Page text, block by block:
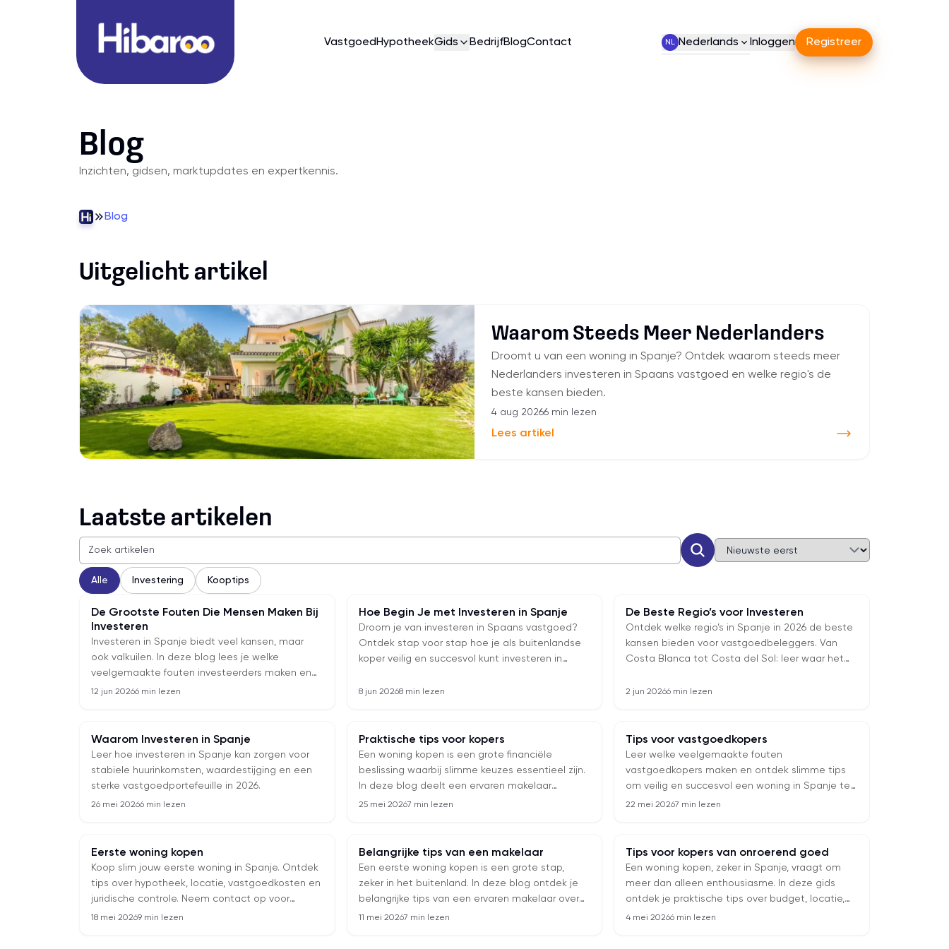
Vastgoed HypotheekGids BedrijfBlogContact NL Nederlands Inloggen Registreer
Blog
Inzichten, gidsen, marktupdates en expertkennis.
Blog
Uitgelicht artikel
Waarom Steeds Meer Nederlanders
Droomt u van een woning in Spanje? Ontdek waarom steeds meer
Nederlanders investeren in Spaans vastgoed en welke regio's de
beste kansen bieden.
4 aug 20266 min lezen
Lees artikel
Laatste artikelen
https://hibaroo.com/blog
Zoek artikelen
Sorteren
Alle Investering Kooptips
De Grootste Fouten Die Mensen Maken Bij
Investeren
Investeren in Spanje biedt veel kansen, maar
ook valkuilen. In deze blog lees je welke
veelgemaakte fouten investeerders maken en
hoe je slimme keuzes maakt voor een veilige en
12 jun 20266 min lezen
Hoe Begin Je met Investeren in Spanje
Droom je van investeren in Spaans vastgoed?
Ontdek stap voor stap hoe je als buitenlandse
koper veilig en succesvol kunt investeren in
tot het kiezen van de juiste regio en het
en maximaal rendement uit je Spaanse
vastgoed te halen.
8 jun 20268 min lezen
De Beste Regio’s voor Investeren
Ontdek welke regio’s in Spanje in 2026 de beste
kansen bieden voor vastgoedbeleggers. Van
Costa Blanca tot Costa del Sol: leer waar het
2 jun 20266 min lezen
Waarom Investeren in Spanje
Leer hoe investeren in Spanje kan zorgen voor
stabiele huurinkomsten, waardestijging en een
sterke vastgoedportefeuille in 2026.
26 mei 20266 min lezen
Praktische tips voor kopers
Een woning kopen is een grote financiële
beslissing waarbij slimme keuzes essentieel zijn.
In deze blog deelt een ervaren makelaar
praktische tips voor kopers van onroerend goed,
hoe je veelgemaakte fouten voorkomt, veilig
investeert en meer waarde haalt uit vastgoed
kopen in Spanje of internationaal vastgoed.
25 mei 20267 min lezen
Tips voor vastgoedkopers
Leer welke veelgemaakte fouten
vastgoedkopers maken en ontdek slimme tips
om veilig en succesvol een woning in Spanje te
kopen. Van budget en locatie tot
22 mei 20267 min lezen
Eerste woning kopen
Koop slim jouw eerste woning in Spanje. Ontdek
tips over hypotheek, locatie, vastgoedkosten en
juridische controle. Neem contact op voor
deskundige begeleiding.
18 mei 20269 min lezen
Belangrijke tips van een makelaar
Een eerste woning kopen is een grote stap,
zeker in het buitenland. In deze blog ontdek je
belangrijke tips van een ervaren makelaar over
budget, locatie, onderhandelen, juridische
11 mei 20267 min lezen
Tips voor kopers van onroerend goed
Een woning kopen, zeker in Spanje, vraagt om
meer dan alleen enthousiasme. In deze gids
ontdek je praktische tips over budget, locatie,
kosten en het vermijden van veelgemaakte
4 mei 20266 min lezen